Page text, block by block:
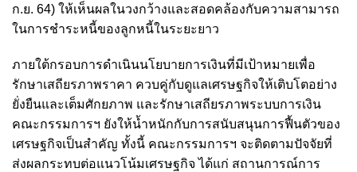
ก.ย. 64) ให้เห็นผลในวงกว้างและสอดคล้องกับความสามารถ
ในการชำระหนี้ของลูกหนี้ในระยะยาว
ภายใต้กรอบการดำเนินนโยบายการเงินที่มีเป้าหมายเพื่อ
รักษาเสถียรภาพราคา ควบคู่กับดูแลเศรษฐกิจให้เติบโตอย่าง
ยั่งยืนและเต็มศักยภาพ และรักษาเสถียรภาพระบบการเงิน
คณะกรรมการฯ ยังให้น้ำหนักกับการสนับสนุนการฟื้นตัวของ
เศรษฐกิจเป็นสำคัญ ทั้งนี้ คณะกรรมการฯ จะติดตามปัจจัยที่
ส่งผลกระทบต่อแนวโน้มเศรษฐกิจ ได้แก่ สถานการณ์การ